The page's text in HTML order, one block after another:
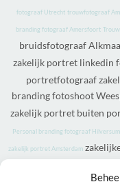
fotograaf Utrecht trouwfotograaf
branding fotograaf Amersfoort
bruidsfotograaf
zakelijk portret linkedin
portretfotograaf
branding fotoshoot
zakelijk portret buiten
Personal branding fotograaf Hilversum
zakelijk portret Amsterdam
branding fotoshoot